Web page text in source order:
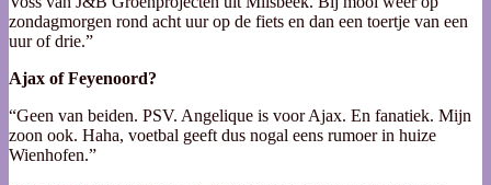
zondagmorgen rond acht uur op de fiets en dan een toertje van een
uur of drie.”
Ajax of Feyenoord?
“Geen van beiden. PSV. Angelique is voor Ajax. En fanatiek. Mijn
zoon ook. Haha, voetbal geeft dus nogal eens rumoer in huize
Wienhofen.”